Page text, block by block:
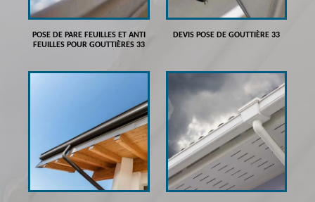
POSE DE PARE FEUILLES ET ANTI
FEUILLES POUR GOUTTIÈRES 33
DEVIS POSE DE GOUTTIÈRE 33